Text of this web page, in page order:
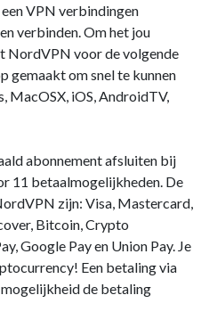
VPN verbindingen
verbinden. Om het jou
NordVPN voor de volgende
gemaakt om snel te kunnen
MacOSX, iOS, AndroidTV,
abonnement afsluiten bij
11 betaalmogelijkheden. De
zijn: Visa, Mastercard,
Bitcoin, Crypto
Google Pay en Union Pay. Je
Een betaling via
de betaling